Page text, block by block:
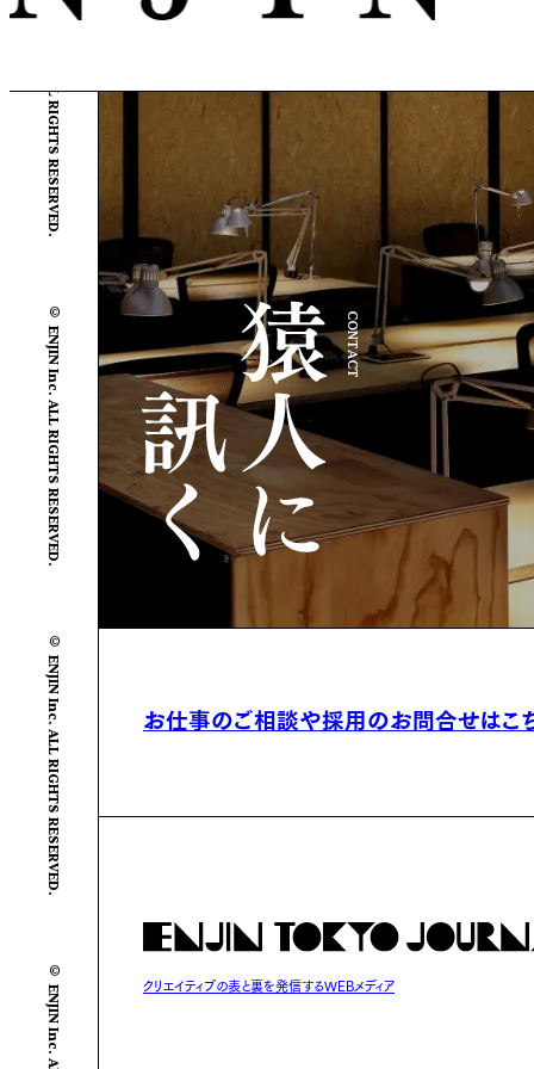
© ENJIN Inc. ALL RIGHTS RESERVED.
© ENJIN Inc. ALL RIGHTS RESERVED.
© ENJIN Inc. ALL RIGHTS RESERVED.
CONTACT
お仕事のご相談や採用のお問合せはこ
クリエイティブの表と裏を発信するWEBメディア